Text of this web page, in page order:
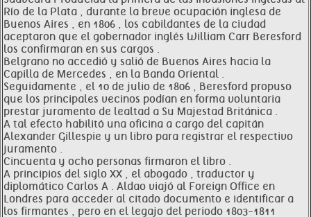
Río de la Plata , durante la breve ocupación inglesa de
Buenos Aires , en 1806 , los cabildantes de la ciudad
aceptaron que el gobernador inglés William Carr Beresford
los confirmaran en sus cargos .
Belgrano no accedió y salió de Buenos Aires hacia la
Capilla de Mercedes , en la Banda Oriental .
Seguidamente , el 10 de julio de 1806 , Beresford propuso
que los principales vecinos podían en forma voluntaria
prestar juramento de lealtad a Su Majestad Británica .
A tal efecto habilitó una oficina a cargo del capitán
Alexander Gillespie y un libro para registrar el respectivo
juramento .
Cincuenta y ocho personas firmaron el libro .
A principios del siglo XX , el abogado , traductor y
diplomático Carlos A . Aldao viajó al Foreign Office en
Londres para acceder al citado documento e identificar a
los firmantes , pero en el legajo del periodo 1803-1811